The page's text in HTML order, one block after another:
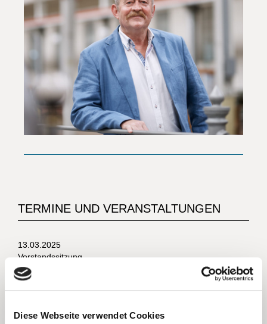
Diese Webseite verwendet Cookies
TERMINE UND VERANSTALTUNGEN
13.03.2025
Vorstandssitzung
Nassauer Stall 18:30 Uhr
15.03.2025
Marktplatz 10:00 Uhr